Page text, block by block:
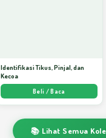
Identifikasi Tikus, Pinjal, dan
Kecoa
Beli / Baca
📚 Lihat Semua